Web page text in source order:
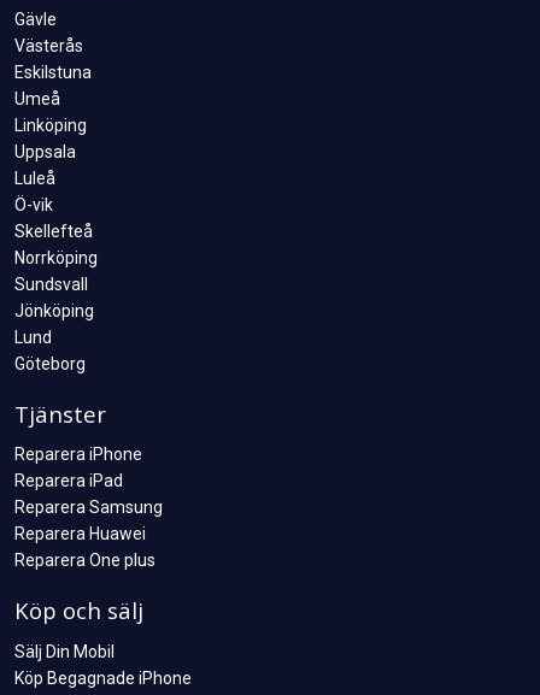
Gävle
Västerås
Eskilstuna
Umeå
Linköping
Uppsala
Luleå
Ö-vik
Skellefteå
Norrköping
Sundsvall
Jönköping
Lund
Göteborg
Tjänster
Reparera iPhone
Reparera iPad
Reparera Samsung
Reparera Huawei
Reparera One plus
Köp och sälj
Sälj Din Mobil
Köp Begagnade iPhone